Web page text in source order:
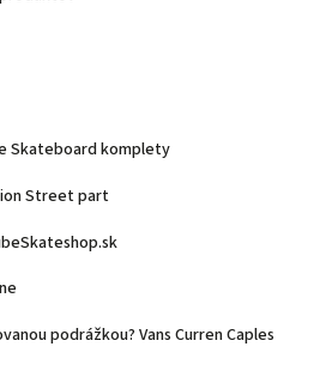
Skateboard komplety
Street part
podrážkou? Vans Curren Caples